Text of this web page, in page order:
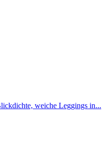
weiche Leggings in...